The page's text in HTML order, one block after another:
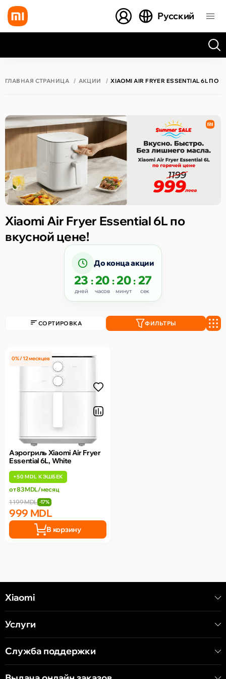
Русский
ГЛАВНАЯ СТРАНИЦА АКЦИИ XIAOMI AIR FRYER ESSENTIAL 6L
Xiaomi Air Fryer Essential 6L по
вкусной цене!
До конца акции
23
дней
: 20
часов
: 20
минут
: 27
сек
СОРТИРОВКА ФИЛЬТРЫ
0% / 12 месяцев
Аэрогриль Xiaomi Air Fryer
Essential 6L, White
+50 MDL КЭШБЕК
от 83 MDL/месяц
999 MDL
1 199 MDL -17%
В корзину
Xiaomi
Услуги
Служба поддержки